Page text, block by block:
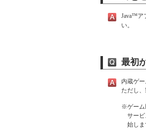
Java™ア
い。
最初
内蔵ゲ
ただし
※ゲー
サー
始しま